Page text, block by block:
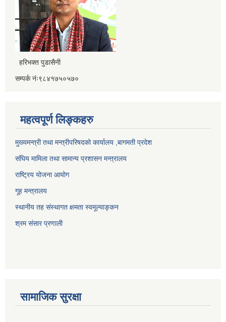
हरिभक्त पुडासैनी
सम्पर्क नंः९८४१७५०५७०
महत्वपूर्ण लिङ्कहरु
मुख्यमन्त्री तथा मन्त्रीपरिषदको कार्यालय ,बागमती प्रदेश
संघिय मामिला तथा सामान्य प्रशासन मन्त्रालय
राष्ट्रिय योजना आयोग
गूह मन्त्रालय
स्थानीय तह संस्थागत क्षमता स्वमूल्याङ्कन
श्रम संसार प्रणाली
सामाजिक सुरक्षा